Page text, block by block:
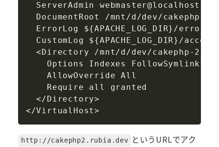
  ServerAdmin webmaster@localhost
DocumentRoot /mnt/d/dev/cakephp-
ErrorLog ${APACHE_LOG_DIR}/
CustomLog ${APACHE_LOG_DIR}/
<Directory /mnt/d/dev/cakephp-
    Options Indexes FollowSymlinks
    AllowOverride All
    Require all granted
  </Directory>
http://cakephp2.rubia.dev
というURLでアク